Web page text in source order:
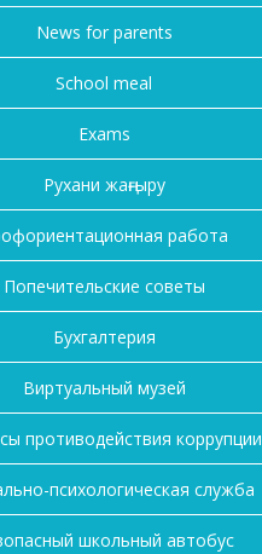
News for parents
School meal
Exams
Рухани жаңғыру
работа
Попечительские советы
Бухгалтерия
Виртуальный музей
противодействия коррупции
психологическая служба
школьный автобус